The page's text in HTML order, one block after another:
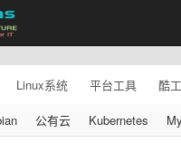
Linux系统 平台工具 酷
公有云 Kubernetes